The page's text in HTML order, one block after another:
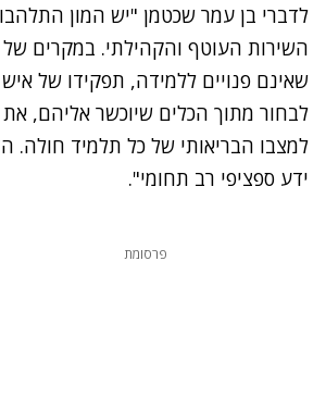
לדברי בן עמר שכטמן "יש המון
השירות העוטף והקהילתי. במקרים של
שאינם פנויים ללמידה, תפקידו של
לבחור מתוך הכלים שיוכשר אליהם,
למצבו הבריאותי של כל תלמיד חולה.
ידע ספציפי רב תחומי".
פרסומת